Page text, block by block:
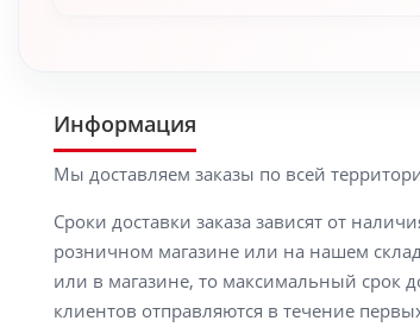
Информация
Мы доставляем заказы по всей
Сроки доставки заказа зависят от
розничном магазине или на нашем
или в магазине, то максимальный срок
клиентов отправляются в течение